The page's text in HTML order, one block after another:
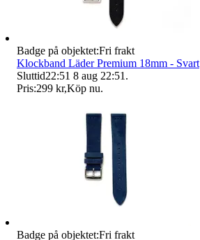
Badge på objektet:Fri frakt
Klockband Läder Premium 18mm - Svart
Sluttid22:51 8 aug 22:51 .
Pris:299 kr,Köp nu.
Badge på objektet:Fri frakt